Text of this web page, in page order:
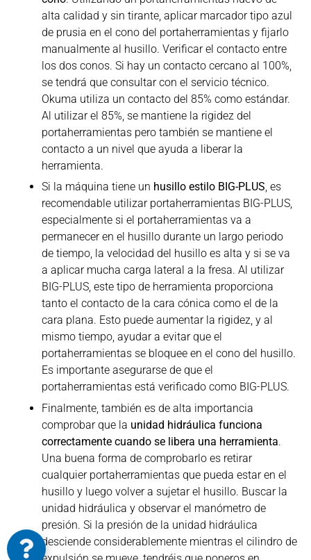
alta calidad y sin tirante, aplicar marcador tipo azul
de prusia en el cono del portaherramientas y fijarlo
manualmente al husillo. Verificar el contacto entre
los dos conos. Si hay un contacto cercano al 100%,
se tendrá que consultar con el servicio técnico.
Okuma utiliza un contacto del 85% como estándar.
Al utilizar el 85%, se mantiene la rigidez del
portaherramientas pero también se mantiene el
contacto a un nivel que ayuda a liberar la
herramienta.
Si la máquina tiene un husillo estilo BIG-PLUS, es
recomendable utilizar portaherramientas BIG-PLUS,
especialmente si el portaherramientas va a
permanecer en el husillo durante un largo periodo
de tiempo, la velocidad del husillo es alta y si se va
a aplicar mucha carga lateral a la fresa. Al utilizar
BIG-PLUS, este tipo de herramienta proporciona
tanto el contacto de la cara cónica como el de la
cara plana. Esto puede aumentar la rigidez, y al
mismo tiempo, ayudar a evitar que el
portaherramientas se bloquee en el cono del husillo.
Es importante asegurarse de que el
portaherramientas está verificado como BIG-PLUS.
Finalmente, también es de alta importancia
comprobar que la unidad hidráulica funciona
correctamente cuando se libera una herramienta.
Una buena forma de comprobarlo es retirar
cualquier portaherramientas que pueda estar en el
husillo y luego volver a sujetar el husillo. Buscar la
unidad hidráulica y observar el manómetro de
presión. Si la presión de la unidad hidráulica
desciende considerablemente mientras el cilindro de